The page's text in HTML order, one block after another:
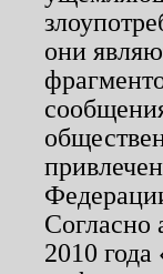
они
2010